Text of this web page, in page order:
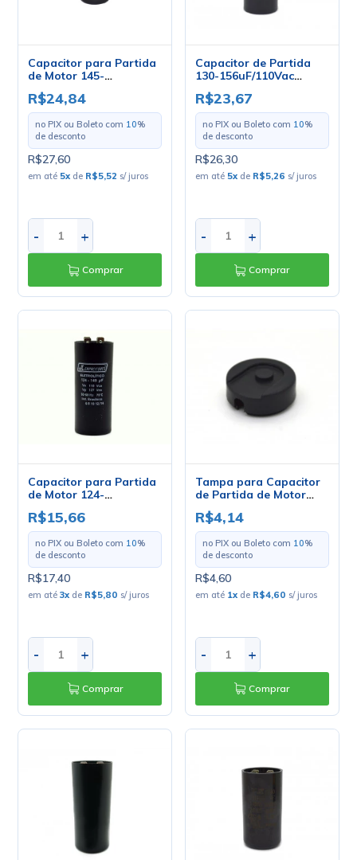
Capacitor para Partida
de Motor 145-
175UF/110V - PM1-10
R$24,84
no PIX ou Boleto com 10%
de desconto
R$27,60
em até 5x de R$5,52 s/ juros
- +
Comprar
Capacitor de Partida
130-156uF/110Vac
50/60Hz 36x90.3mm -
PM1-10
R$23,67
no PIX ou Boleto com 10%
de desconto
R$26,30
em até 5x de R$5,26 s/ juros
- +
Comprar
Capacitor para Partida
de Motor 124-
149UF/110V 36x86mm
PM1-10
R$15,66
no PIX ou Boleto com 10%
de desconto
R$17,40
em até3x de R$5,80 s/ juros
- +
Comprar
Tampa para Capacitor
de Partida de Motor
36mm PM3-AC
R$4,14
no PIX ou Boleto com 10%
de desconto
R$4,60
em até 1x de R$4,60 s/ juros
- +
Comprar